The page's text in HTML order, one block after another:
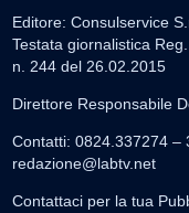
Editore: Consulservice
Testata giornalistica
n. 244 del 26.02.2015
Direttore Responsabile
Contatti: 0824.337274 –
redazione@labtv.net
Contattaci per la tua